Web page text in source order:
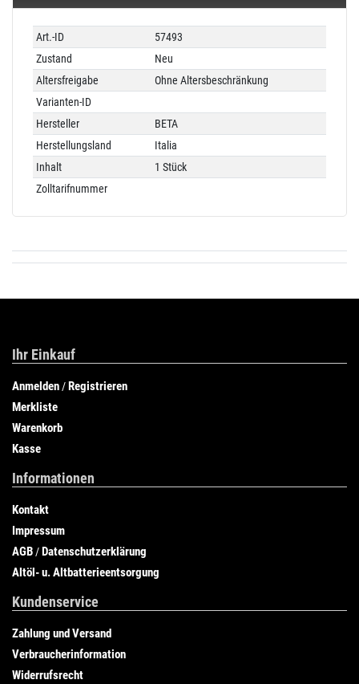
Technisches
Merkmal
Wert
Art.-ID
57493
Zustand
Neu
Altersfreigabe
Ohne Altersbeschränkung
Varianten-ID
Hersteller
BETA
Herstellungsland
Italia
Inhalt
1 Stück
Zolltarifnummer
Ihr Einkauf
Anmelden /Registrieren
Merkliste
Warenkorb
Kasse
Informationen
Kontakt
Impressum
AGB /Datenschutzerklärung
Altöl- u. Altbatterieentsorgung
Kundenservice
Zahlung und Versand
Verbraucherinformation
Widerrufsrecht